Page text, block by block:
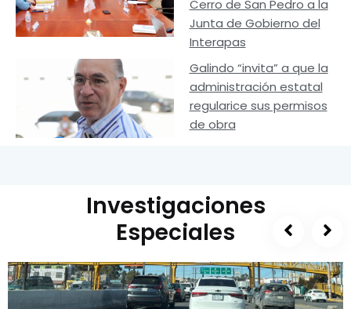
Cerro de San Pedro a la
Junta de Gobierno del
Interapas
Galindo “invita” a que la
administración estatal
regularice sus permisos
de obra
Investigaciones
Especiales